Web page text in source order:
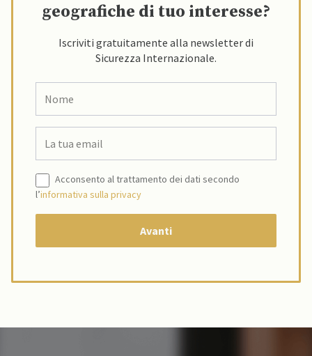
geografiche di tuo interesse?
Iscriviti gratuitamente alla newsletter di
Sicurezza Internazionale.
Acconsento al trattamento dei dati secondo
l’informativa sulla privacy